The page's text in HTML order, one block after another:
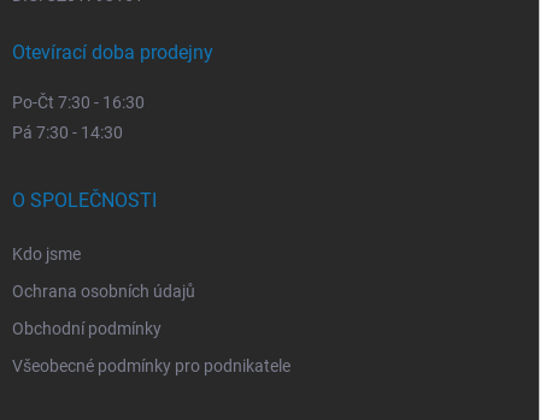
Otevírací doba prodejny
Po-Čt 7:30 - 16:30
Pá 7:30 - 14:30
O SPOLEČNOSTI
Kdo jsme
Ochrana osobních údajů
Obchodní podmínky
Všeobecné podmínky pro podnikatele